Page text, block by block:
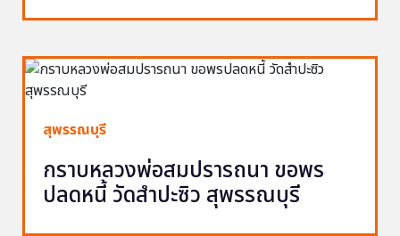
สุพรรณบุรี
กราบหลวงพ่อสมปรารถนา ขอพร
ปลดหนี้ วัดสำปะซิว สุพรรณบุรี